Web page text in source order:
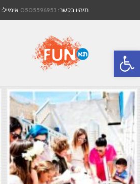
פתח סרגל נגישות
תיהיו בקשר: 0505596953 אימייל: